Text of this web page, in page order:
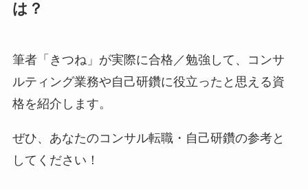
は？
筆者「きつね」が実際に合格／勉強して、コンサ
ルティング業務や自己研鑽に役立ったと思える資
格を紹介します。
ぜひ、あなたのコンサル転職・自己研鑽の参考と
してください！